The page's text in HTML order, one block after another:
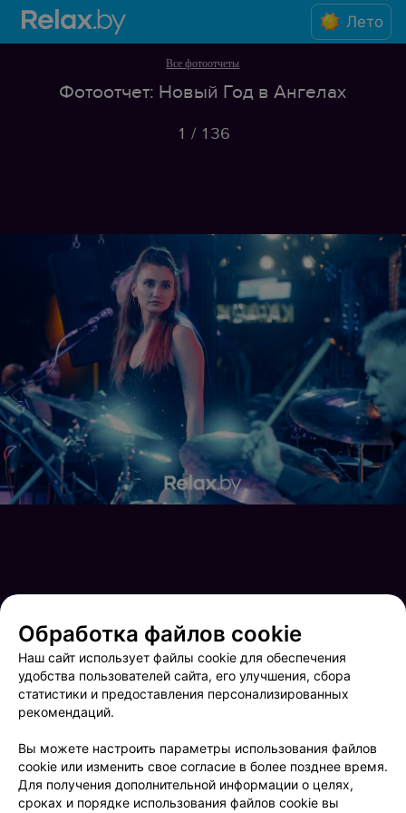
Лето
Все фотоотчеты
Фотоотчет: Новый Год в Ангелах
1 / 136
Новый Год в Ангелах Новый Год в Ангелах
Обработка файлов cookie
Наш сайт использует файлы cookie для обеспечения
удобства пользователей сайта, его улучшения, сбора
статистики и предоставления персонализированных
рекомендаций.
Вы можете настроить параметры использования файлов
cookie или изменить свое согласие в более позднее время.
Для получения дополнительной информации о целях,
сроках и порядке использования файлов cookie вы